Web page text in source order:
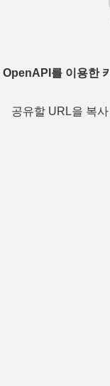
OpenAPI를 이용한
공유할 URL을 복